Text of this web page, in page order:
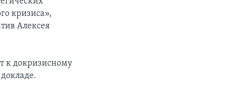
кризиса»,
Алексея
к докризисному